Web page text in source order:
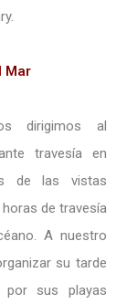
Mar
dirigimos al
travesía en
de las vistas
de travesía
A nuestro
su tarde
por sus playas